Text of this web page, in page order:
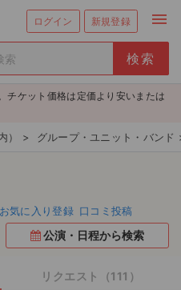
ログイン 新規登録 menu
チケット価格は定価より安いまたは
） > グループ・ユニット・バンド
お気に入り登録 口コミ投稿
公演・日程から検索
リクエスト（111）